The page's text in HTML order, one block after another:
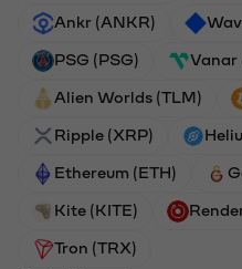
Ankr (ANKR)
PSG (PSG) Vanar
Alien Worlds (TLM)
Ripple (XRP)
Ethereum (ETH)
Kite (KITE)
Tron (TRX)